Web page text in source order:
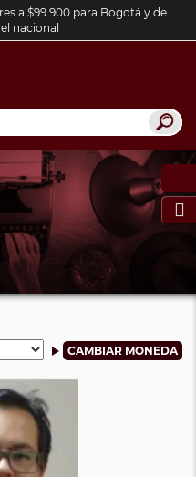
a $99.900 para Bogotá y de
nacional
